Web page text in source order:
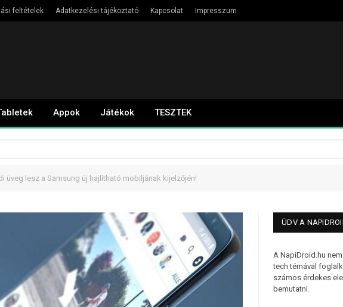
feltételek Adatkezelési tájékoztató Kapcsolat Impresszum
Appok Játékok TESZTEK
üveg lesz a Samsung új hajlítható mobiljának kijelzőjén!
ÜDV A
A NapiDroid.hu
tech témával
számos érdekes
bemutatni.